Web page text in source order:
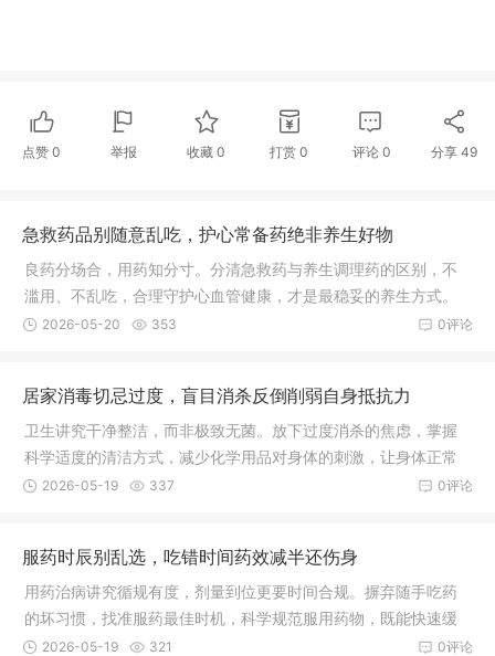
点赞 0 举报 收藏0 打赏 0 评论 0 分享 49
急救药品别随意乱吃，护心常备药绝非养生好物
良药分场合，用药知分寸。分清急救药与养生调理药的区别，不
滥用、不乱吃，合理守护心血管健康，才是最稳妥的养生方式。
0评论
2026-05-20 353
居家消毒切忌过度，盲目消杀反倒削弱自身抵抗力
卫生讲究干净整洁，而非极致无菌。放下过度消杀的焦虑，掌握
科学适度的清洁方式，减少化学用品对身体的刺激，让身体正常
接触自然环境，慢慢养好自身免疫力，才是守护一家人平安健康
0评论
2026-05-19 337
服药时辰别乱选，吃错时间药效减半还伤身
用药治病讲究循规有度，剂量到位更要时间合规。摒弃随手吃药
的坏习惯，找准服药最佳时机，科学规范服用药物，既能快速缓
解身体病痛，又能最大程度减少药物对身体的伤害，早日恢复健
0评论
2026-05-19 321